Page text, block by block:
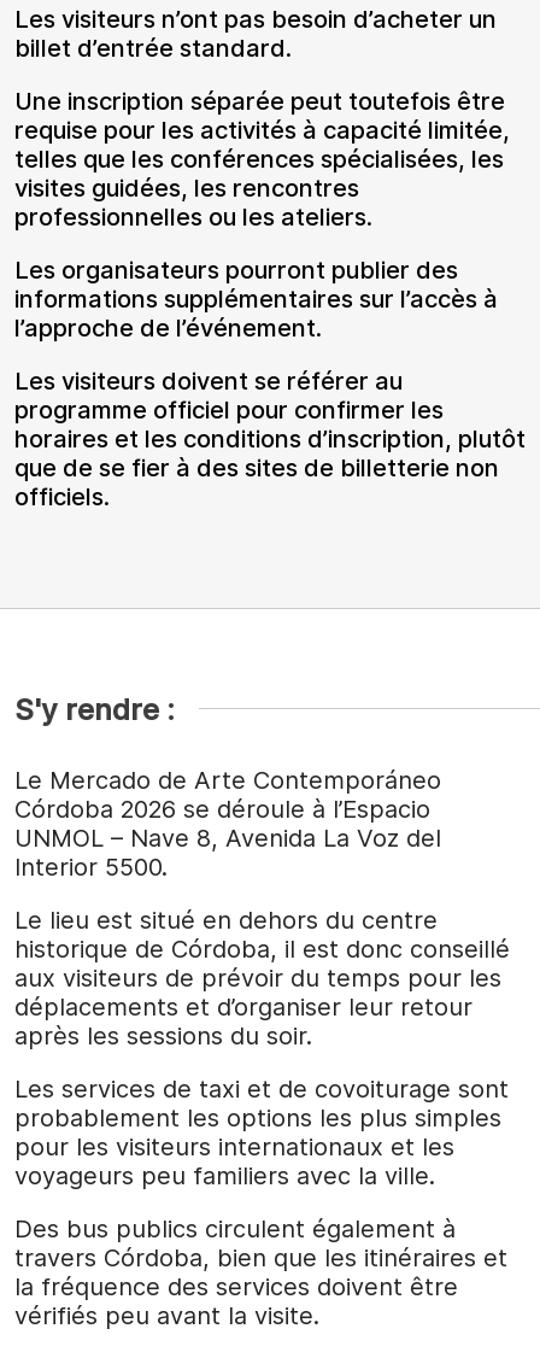
Les visiteurs n’ont pas besoin d’acheter un
billet d’entrée standard.
Une inscription séparée peut toutefois être
requise pour les activités à capacité limitée,
telles que les conférences spécialisées, les
visites guidées, les rencontres
professionnelles ou les ateliers.
Les organisateurs pourront publier des
informations supplémentaires sur l’accès à
l’approche de l’événement.
Les visiteurs doivent se référer au
programme officiel pour confirmer les
horaires et les conditions d’inscription, plutôt
que de se fier à des sites de billetterie non
officiels.
S'y rendre :
Le Mercado de Arte Contemporáneo
Córdoba 2026 se déroule à l’Espacio
UNMOL – Nave 8, Avenida La Voz del
Interior 5500.
Le lieu est situé en dehors du centre
historique de Córdoba, il est donc conseillé
aux visiteurs de prévoir du temps pour les
déplacements et d’organiser leur retour
après les sessions du soir.
Les services de taxi et de covoiturage sont
probablement les options les plus simples
pour les visiteurs internationaux et les
voyageurs peu familiers avec la ville.
Des bus publics circulent également à
travers Córdoba, bien que les itinéraires et
la fréquence des services doivent être
vérifiés peu avant la visite.